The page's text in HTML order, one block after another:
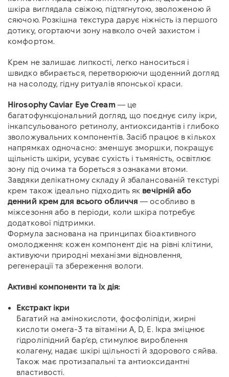
шкіра виглядала свіжою, підтягнутою, зволоженою й
сяючою. Розкішна текстура дарує ніжність із першого
дотику, огортаючи зону навколо очей захистом і
комфортом.
Крем не залишає липкості, легко наноситься і
швидко вбирається, перетворюючи щоденний догляд
на насолоду, гідну ритуалів японської краси.
Hirosophy Caviar Eye Cream— це
багатофункціональний догляд, що поєднує силу ікри,
інкапсульованого ретинолу, антиоксидантів і глибоко
зволожувальних компонентів. Засіб працює в кількох
напрямках одночасно: зменшує зморшки, покращує
щільність шкіри, усуває сухість і тьмяність, освітлює
зону під очима та бореться з ознаками втоми.
Завдяки делікатному складу й збалансованій текстурі
крем також ідеально підходить як вечірній або
денний крем для всього обличчя — особливо в
міжсезоння або в періоди, коли шкіра потребує
додаткової підтримки.
Формула заснована на принципах біоактивного
омолодження: кожен компонент діє на рівні клітини,
активуючи природні механізми відновлення,
регенерації та збереження вологи.
Активні компоненти та їх дія:
Екстракт ікри
Багатий на амінокислоти, фосфоліпіди, жирні
кислоти омега-3 та вітаміни A, D, E. Ікра зміцнює
гідроліпідний бар’єр, стимулює вироблення
колагену, надає шкірі щільності й здорового сяйва.
Також має протизапальні та антиоксидантні
властивості.